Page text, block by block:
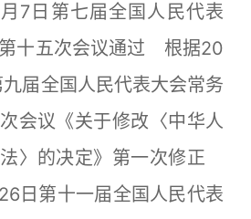
日第七届全国人民代表
十五次会议通过 根据20
届全国人民代表大会常务
会议《关于修改〈中华人
〉的决定》第一次修正
日第十一届全国人民代表